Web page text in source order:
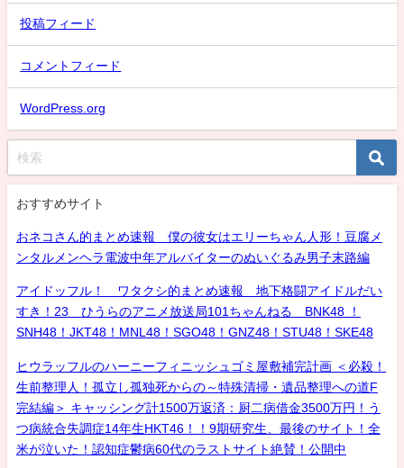
投稿フィード
コメントフィード
WordPress.org
おすすめサイト
おネコさん的まとめ速報 僕の彼女はエリーちゃん人形！豆腐メ
ンタルメンヘラ電波中年アルバイターのぬいぐるみ男子末路編
アイドッフル！ ワタクシ的まとめ速報 地下格闘アイドルだい
すき！23 ひうらのアニメ放送局101ちゃんねる BNK48 ！
SNH48！JKT48！MNL48！SGO48！GNZ48！STU48！SKE48
ヒウラッフルのハーニーフィニッシュゴミ屋敷補完計画 ＜必殺！
生前整理人！孤立し孤独死からの～特殊清掃・遺品整理への道F
完結編＞ キャッシング計1500万返済：厨二病借金3500万円！う
つ病統合失調症14年生HKT46！！9期研究生、最後のサイト！全
米が泣いた！認知症鬱病60代のラストサイト絶賛！公開中